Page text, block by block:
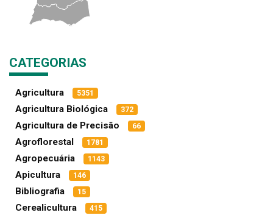
CATEGORIAS
Agricultura 5351
Agricultura Biológica 372
Agricultura de Precisão 66
Agroflorestal 1781
Agropecuária 1143
Apicultura 146
Bibliografia 15
Cerealicultura 415